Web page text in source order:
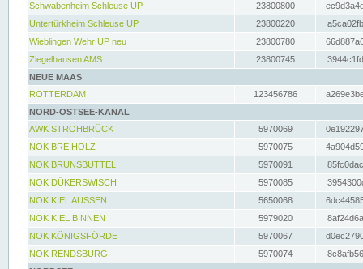
Schwabenheim Schleuse UP
23800800
Untertürkheim Schleuse UP
23800220
Wieblingen Wehr UP neu
23800780
Ziegelhausen AMS
23800745
NEUE MAAS
ROTTERDAM
123456786
NORD-OSTSEE-KANAL
AWK STROHBRÜCK
5970069
NOK BREIHOLZ
5970075
NOK BRUNSBÜTTEL
5970091
NOK DÜKERSWISCH
5970085
NOK KIEL AUSSEN
5650068
NOK KIEL BINNEN
5979020
NOK KÖNIGSFÖRDE
5970067
NOK RENDSBURG
5970074